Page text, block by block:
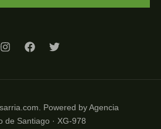
Powered by Agencia
de Santiago · XG-978